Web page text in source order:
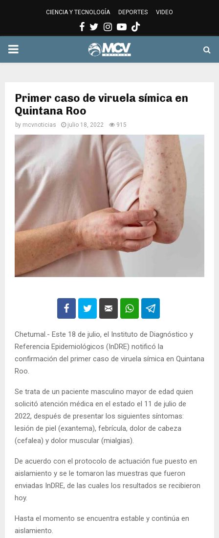
CIENCIA Y TECNOLOGÍA DEPORTES VIDEO
Facebook
Twitter
Instagram
Youtube
PRIMARY
Primer caso de viruela símica en
Quintana Roo
by mcvnoticias julio 18, 2022 915
Chetumal.- Este 18 de julio, el Instituto de Diagnóstico y
Referencia Epidemiológicos (InDRE) notificó la
confirmación del primer caso de viruela símica en Quintana
Roo.
Se trata de un paciente masculino mayor de edad quien
solicitó atención médica en el estado el 11 de julio de
2022, después de presentar los siguientes síntomas:
lesión de piel (exantema), febrícula, dolor de cabeza
(cefalea) y dolor muscular (mialgias).
De acuerdo con el protocolo de actuación fue puesto en
aislamiento y se le tomaron las muestras que fueron
enviadas InDRE, de las cuales los resultados se recibieron
hoy.
Hasta el momento se encuentra estable y continúa en
aislamiento.